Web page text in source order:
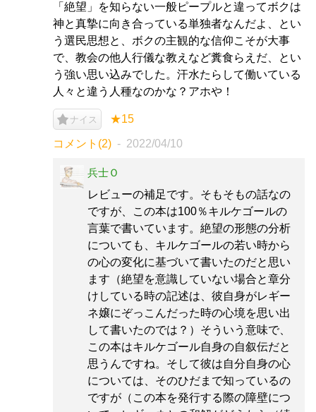
「絶望」を知らない一般ピープルと違ってボクは
神と真摯に向き合っている単独者なんだよ、とい
う選民思想と、ボクの主観的な信仰こそが大事
で、教会の他人行儀な教えなど糞食らえだ、とい
う強い思い込みでした。汗水たらして働いている
人々と違う人種なのかな？アホや！
ナイス ★15
コメント(2) 2022/04/10
兵士Ｏ
レビューの補足です。そもそもの話なの
ですが、この本は100％キルケゴールの
言葉で書いています。絶望の形態の分析
についても、キルケゴールの若い時から
の心の変化に基づいて書いたのだと思い
ます（絶望を意識していない場合と章分
けしている時の記述は、彼自身がレギー
ネ嬢にぞっこんだった時の心境を思い出
して書いたのでは？）そういう意味で、
この本はキルケゴール自身の自叙伝だと
思うんですね。そして彼は自分自身の心
については、そのひだまで知っているの
ですが（この本を発行する際の障壁につ